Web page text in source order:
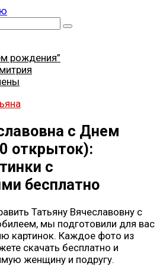
рождения”
с Днем
открыток):
с
бесплатно
Татьяну Вячеславовну с
мы подготовили для вас
картинок. Каждое фото из
скачать бесплатно и
женщину и подругу.